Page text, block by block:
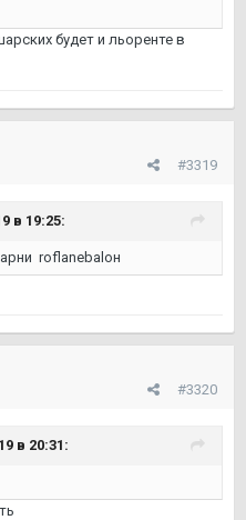
будет и льоренте в
#3319
в 19:25:
roflanebaloн
#3320
в 20:31: